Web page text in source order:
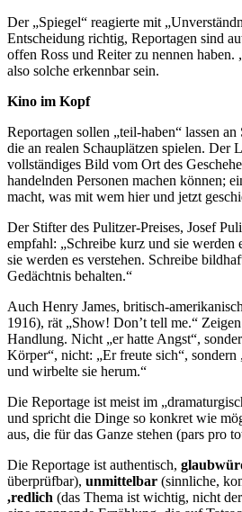
Der „Spiegel“ reagierte mit
Entscheidung richtig, Reportagen sind
offen Ross und Reiter zu nennen haben.
also solche erkennbar sein.
Kino im Kopf
Reportagen sollen „teil-haben“ lassen
die an realen Schauplätzen spielen. Der
vollständiges Bild vom Ort des
handelnden Personen machen können;
macht, was mit wem hier und jetzt
Der Stifter des Pulitzer-Preises, Josef
empfahl: „Schreibe kurz und sie werden
sie werden es verstehen. Schreibe
Gedächtnis behalten.“
Auch Henry James, britisch-
1916), rät „Show! Don’t tell me.“
Handlung. Nicht „er hatte Angst“,
Körper“, nicht: „Er freute sich“, sondern
und wirbelte sie herum.“
Die Reportage ist meist im
und spricht die Dinge so konkret wie
aus, die für das Ganze stehen (pars pro
Die Reportage ist authentisch,
überprüfbar), unmittelbar (sinnliche,
,redlich (das Thema ist wichtig, nicht